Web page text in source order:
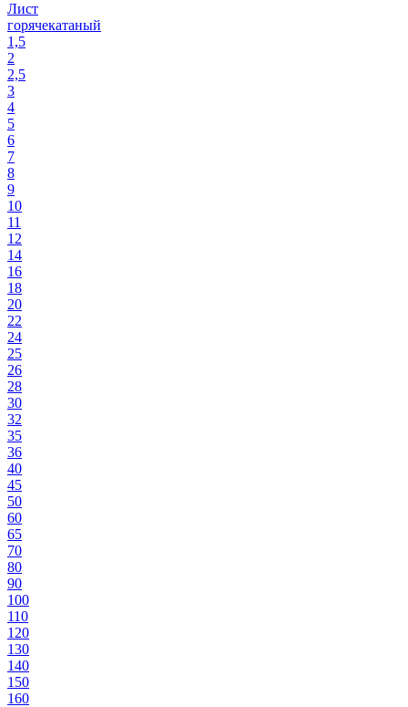
Лист
горячекатаный
1,5
2
2,5
3
4
5
6
7
8
9
10
11
12
14
16
18
20
22
24
25
26
28
30
32
35
36
40
45
50
60
65
70
80
90
100
110
120
130
140
150
160